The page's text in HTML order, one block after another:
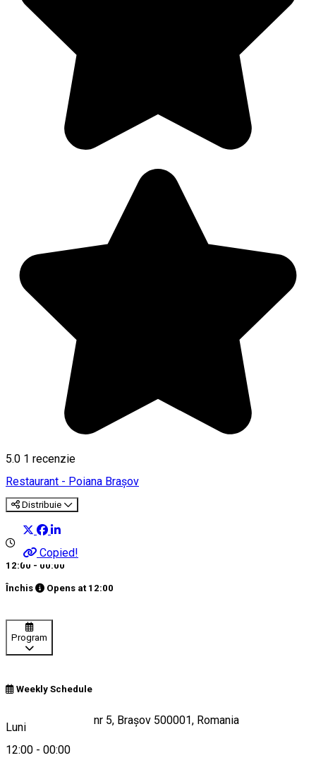
5.0 1 recenzie
Restaurant - Poiana Brașov
Distribuie
Copied!
12:00 - 00:00
Închis Opens at 12:00
Program
Weekly Schedule
Luni
12:00 - 00:00
Strada Păstorului nr 5, Brașov 500001, Romania